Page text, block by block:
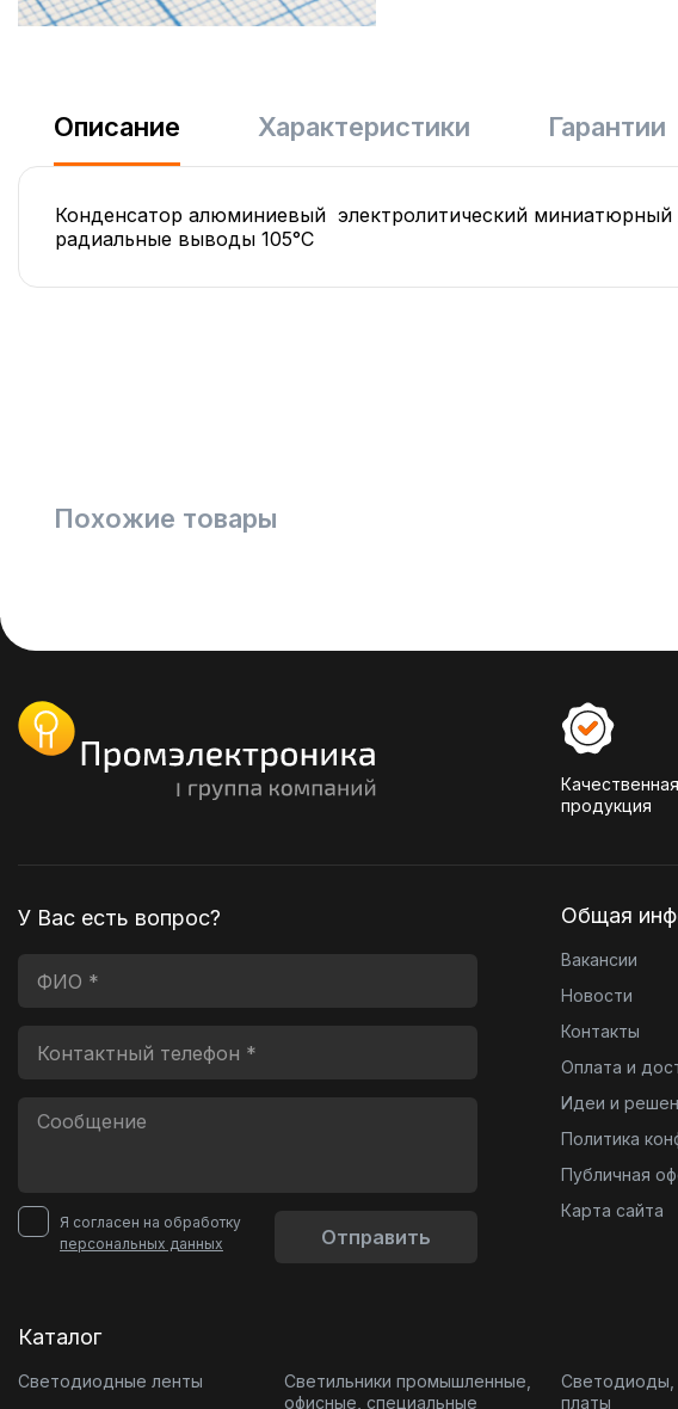
Описание Характеристики Гарантии
Конденсатор алюминиевый электролитический
радиальные выводы 105°С
Похожие товары
Качественная
продукция
У Вас есть вопрос?
Я согласен на обработку
персональных данных
Отправить
Общая
Вакансии
Новости
Контакты
Оплата и
Идеи и
Политика
Публичная
Карта сайта
Каталог
Светодиодные ленты
Светильники промышленные,
офисные, специальные
Светодиоды,
платы